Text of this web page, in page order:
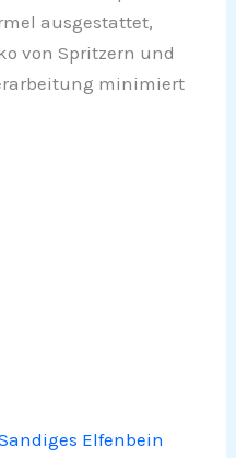
ausgestattet,
von Spritzern und
minimiert
Elfenbein